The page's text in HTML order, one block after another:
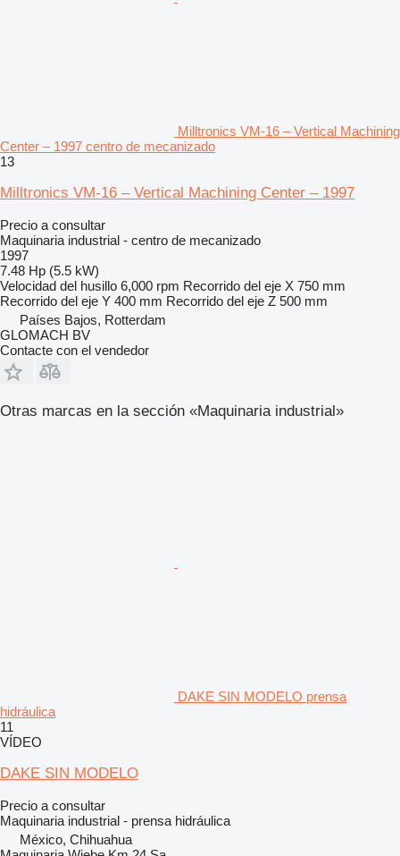
Milltronics VM-16 – Vertical Machining
Center – 1997 centro de mecanizado
13
Milltronics VM-16 – Vertical Machining Center – 1997
Precio a consultar
Maquinaria industrial - centro de mecanizado
1997
7.48 Hp (5.5 kW)
Velocidad del husillo 6,000 rpm Recorrido del eje X 750 mm
Recorrido del eje Y 400 mm Recorrido del eje Z 500 mm
Países Bajos, Rotterdam
GLOMACH BV
Contacte con el vendedor
Otras marcas en la sección «Maquinaria industrial»
DAKE SIN MODELO prensa
hidráulica
11
VÍDEO
DAKE SIN MODELO
Precio a consultar
Maquinaria industrial - prensa hidráulica
México, Chihuahua